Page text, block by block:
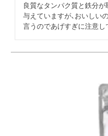
良質なタンパク質と鉄分
与えていますが、おいしい
言うのであげすぎに注意し